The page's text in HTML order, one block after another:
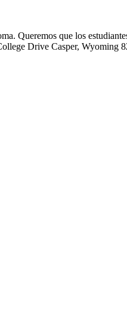
Queremos que los
Drive Casper, Wyoming